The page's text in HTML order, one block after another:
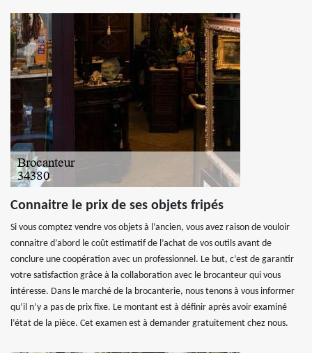
Connaitre le prix de ses objets fripés
Si vous comptez vendre vos objets à l’ancien, vous avez raison de vouloir
connaitre d’abord le coût estimatif de l’achat de vos outils avant de
conclure une coopération avec un professionnel. Le but, c’est de garantir
votre satisfaction grâce à la collaboration avec le brocanteur qui vous
intéresse. Dans le marché de la brocanterie, nous tenons à vous informer
qu’il n’y a pas de prix fixe. Le montant est à définir après avoir examiné
l’état de la pièce. Cet examen est à demander gratuitement chez nous.